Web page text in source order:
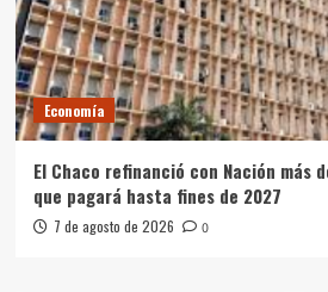
Economía
El Chaco refinanció con Nación más
que pagará hasta fines de 2027
7 de agosto de 2026 0